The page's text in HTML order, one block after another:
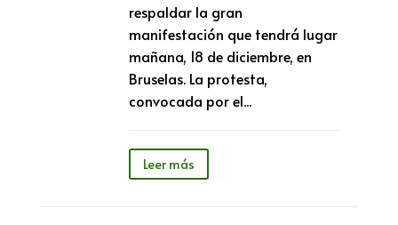
respaldar la gran
manifestación que tendrá lugar
mañana, 18 de diciembre, en
Bruselas. La protesta,
convocada por el...
Leer más